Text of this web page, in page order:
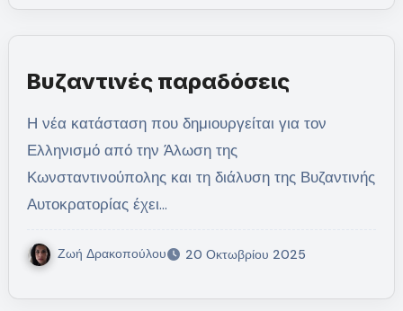
Βυζαντινές παραδόσεις
Η νέα κατάσταση που δημιουργείται για τον
Ελληνισμό από την Άλωση της
Κωνσταντινούπολης και τη διάλυση της Βυζαντινής
Αυτοκρατορίας έχει…
Ζωή Δρακοπούλου 20 Οκτωβρίου 2025